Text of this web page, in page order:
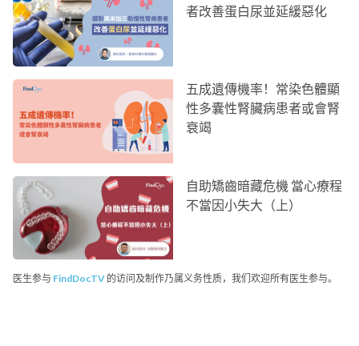
者改善蛋白尿並延緩惡化
五成遺傳機率！常染色體顯
性多囊性腎臟病患者或會腎
衰竭
自助矯齒暗藏危機 當心療程
不當因小失大（上）
医生参与 FindDocTV 的访问及制作乃属义务性质，我们欢迎所有医生参与。